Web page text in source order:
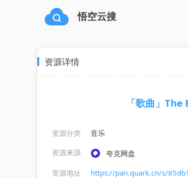
悟空云搜
资源详情
「歌曲」
资源分类
音乐
资源来源
夸克网盘
资源地址
https://pan.quark.cn/s/